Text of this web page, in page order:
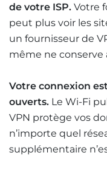
de votre ISP. Votre
peut plus voir les
un fournisseur de
même ne conserve
Votre connexion
ouverts. Le Wi-Fi
VPN protège vos
n’importe quel
supplémentaire